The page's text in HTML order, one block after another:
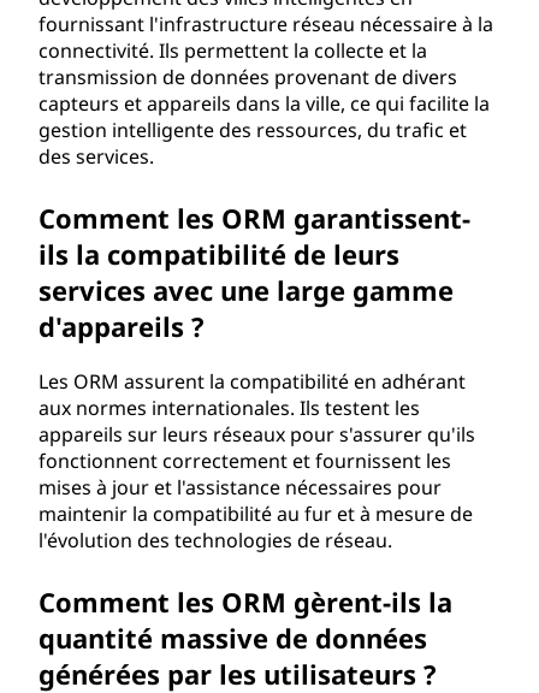
fournissant l'infrastructure réseau nécessaire à la
connectivité. Ils permettent la collecte et la
transmission de données provenant de divers
capteurs et appareils dans la ville, ce qui facilite la
gestion intelligente des ressources, du trafic et
des services.
Comment les ORM garantissent-
ils la compatibilité de leurs
services avec une large gamme
d'appareils ?
Les ORM assurent la compatibilité en adhérant
aux normes internationales. Ils testent les
appareils sur leurs réseaux pour s'assurer qu'ils
fonctionnent correctement et fournissent les
mises à jour et l'assistance nécessaires pour
maintenir la compatibilité au fur et à mesure de
l'évolution des technologies de réseau.
Comment les ORM gèrent-ils la
quantité massive de données
générées par les utilisateurs ?